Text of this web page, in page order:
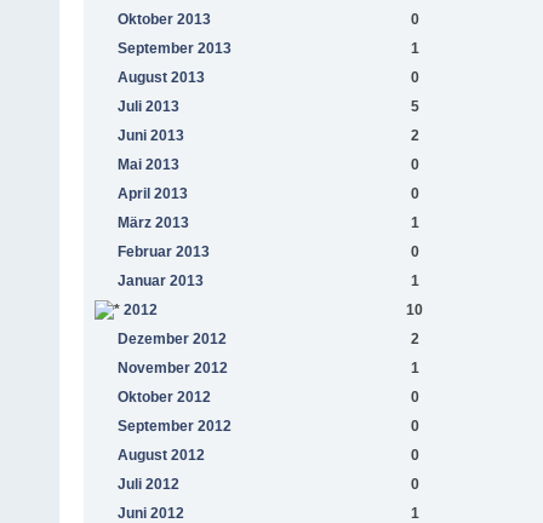
Oktober 2013
0
September 2013
1
August 2013
0
Juli 2013
5
Juni 2013
2
Mai 2013
0
April 2013
0
März 2013
1
Februar 2013
0
Januar 2013
1
2012
10
Dezember 2012
2
November 2012
1
Oktober 2012
0
September 2012
0
August 2012
0
Juli 2012
0
Juni 2012
1